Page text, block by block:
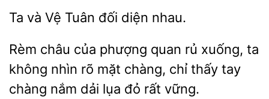
Ta và đối nhau.
Rèm châu của phượng quan
xuống, ta
không nhìn rõ mặt chàng, chỉ thấy tay
nắm dải lụa đỏ rất